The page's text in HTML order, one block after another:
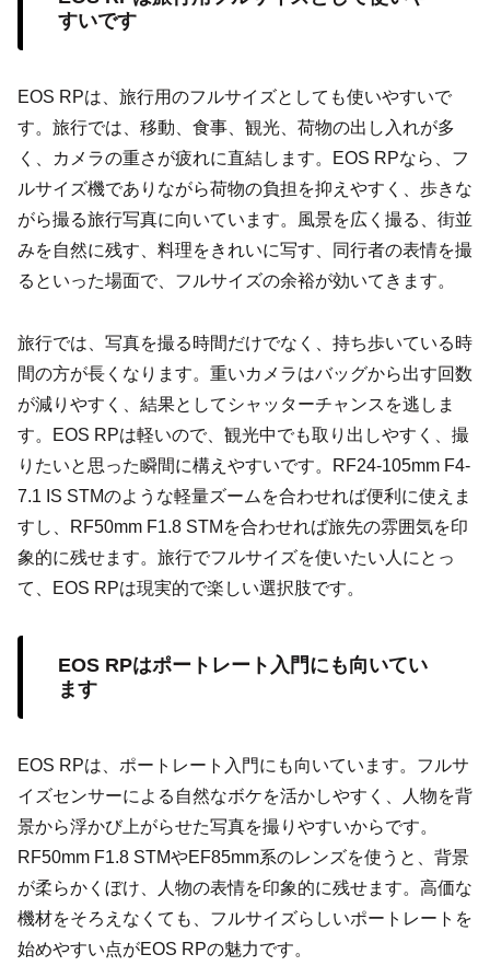
すいです
EOS RPは、旅行用のフルサイズとしても使いやすいで
す。旅行では、移動、食事、観光、荷物の出し入れが多
く、カメラの重さが疲れに直結します。EOS RPなら、フ
ルサイズ機でありながら荷物の負担を抑えやすく、歩きな
がら撮る旅行写真に向いています。風景を広く撮る、街並
みを自然に残す、料理をきれいに写す、同行者の表情を撮
るといった場面で、フルサイズの余裕が効いてきます。
旅行では、写真を撮る時間だけでなく、持ち歩いている時
間の方が長くなります。重いカメラはバッグから出す回数
が減りやすく、結果としてシャッターチャンスを逃しま
す。EOS RPは軽いので、観光中でも取り出しやすく、撮
りたいと思った瞬間に構えやすいです。RF24-105mm F4-
7.1 IS STMのような軽量ズームを合わせれば便利に使えま
すし、RF50mm F1.8 STMを合わせれば旅先の雰囲気を印
象的に残せます。旅行でフルサイズを使いたい人にとっ
て、EOS RPは現実的で楽しい選択肢です。
EOS RPはポートレート入門にも向いてい
ます
EOS RPは、ポートレート入門にも向いています。フルサ
イズセンサーによる自然なボケを活かしやすく、人物を背
景から浮かび上がらせた写真を撮りやすいからです。
RF50mm F1.8 STMやEF85mm系のレンズを使うと、背景
が柔らかくぼけ、人物の表情を印象的に残せます。高価な
機材をそろえなくても、フルサイズらしいポートレートを
始めやすい点がEOS RPの魅力です。